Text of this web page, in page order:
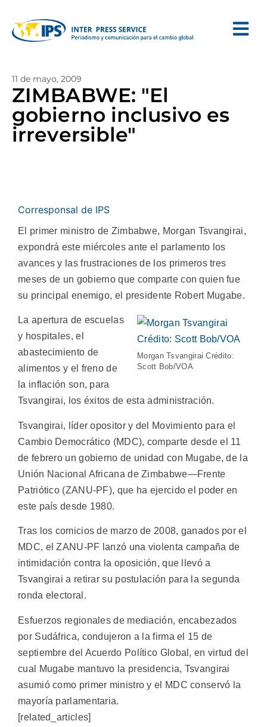
11 de mayo, 2009
ZIMBABWE: "El
gobierno inclusivo es
irreversible"
Corresponsal de IPS
El primer ministro de Zimbabwe, Morgan Tsvangirai,
expondrá este miércoles ante el parlamento los
avances y las frustraciones de los primeros tres
meses de un gobierno que comparte con quien fue
su principal enemigo, el presidente Robert Mugabe.
Morgan Tsvangirai Crédito:
Scott Bob/VOA
La apertura de escuelas
y hospitales, el
abastecimiento de
alimentos y el freno de
la inflación son, para
Tsvangirai, los éxitos de esta administración.
Tsvangirai, líder opositor y del Movimiento para el
Cambio Democrático (MDC), comparte desde el 11
de febrero un gobierno de unidad con Mugabe, de la
Unión Nacional Africana de Zimbabwe—Frente
Patriótico (ZANU-PF), que ha ejercido el poder en
este país desde 1980.
Tras los comicios de marzo de 2008, ganados por el
MDC, el ZANU-PF lanzó una violenta campaña de
intimidación contra la oposición, que llevó a
Tsvangirai a retirar su postulación para la segunda
ronda electoral.
Esfuerzos regionales de mediación, encabezados
por Sudáfrica, condujeron a la firma el 15 de
septiembre del Acuerdo Político Global, en virtud del
cual Mugabe mantuvo la presidencia, Tsvangirai
asumió como primer ministro y el MDC conservó la
mayoría parlamentaria.
[related_articles]